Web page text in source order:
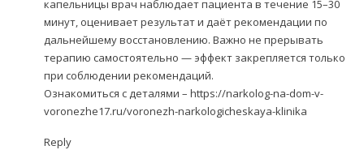
капельницы врач наблюдает пациента в течение 15–30
минут, оценивает результат и даёт рекомендации по
дальнейшему восстановлению. Важно не прерывать
терапию самостоятельно — эффект закрепляется только
при соблюдении рекомендаций.
Ознакомиться с деталями – https://narkolog-na-dom-v-
voronezhe17.ru/voronezh-narkologicheskaya-klinika
Reply